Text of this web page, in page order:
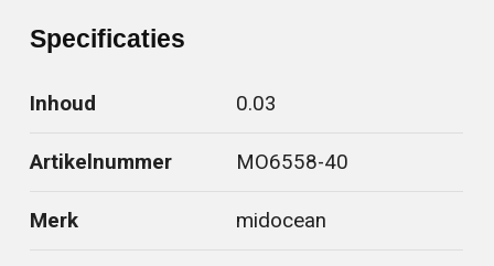
Specificaties
Inhoud 0.03
Artikelnummer MO6558-40
Merk midocean